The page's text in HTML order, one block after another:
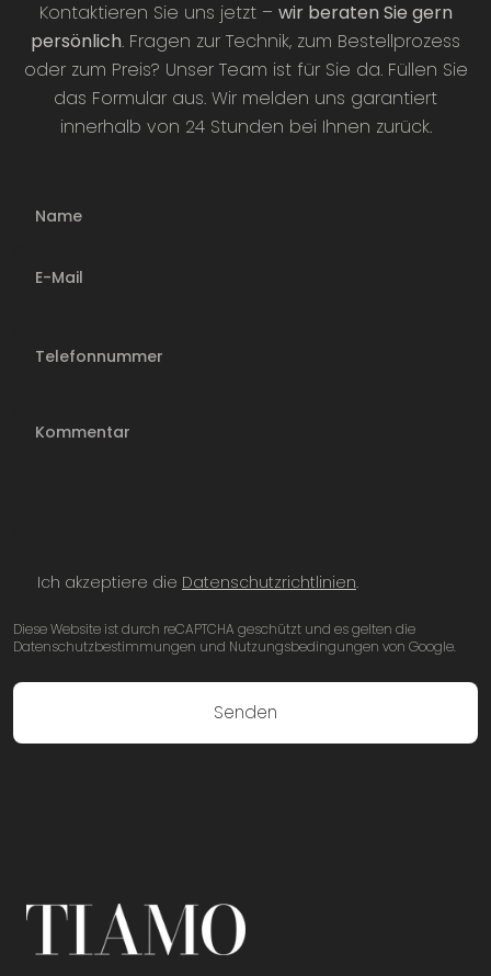
Kontaktieren Sie uns jetzt – wir beraten Sie gern
persönlich. Fragen zur Technik, zum Bestellprozess
oder zum Preis? Unser Team ist für Sie da. Füllen Sie
das Formular aus. Wir melden uns garantiert
innerhalb von 24 Stunden bei Ihnen zurück.
Ich akzeptiere die Datenschutzrichtlinien.
Diese Website ist durch reCAPTCHA geschützt und es gelten die
Datenschutzbestimmungen und Nutzungsbedingungen von Google.
Senden